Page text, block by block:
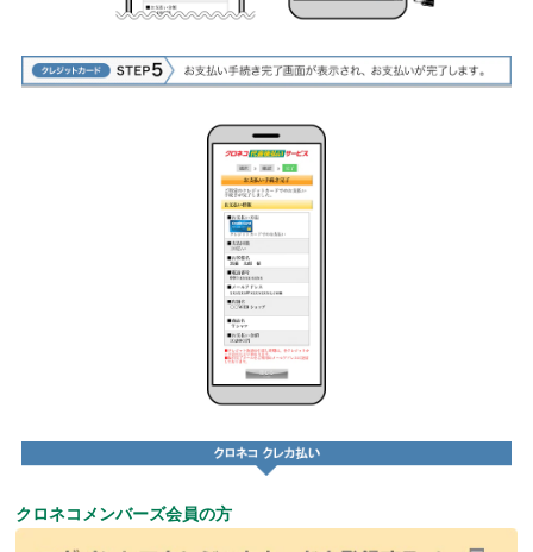
クロネコメンバーズ会員の方